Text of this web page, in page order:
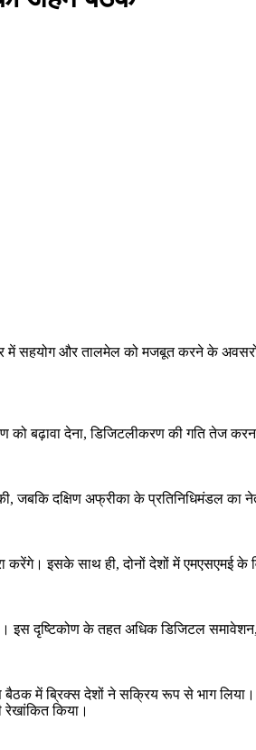
सहयोग और तालमेल को मजबूत करने के अवसरों
को बढ़ावा देना, डिजिटलीकरण की गति तेज
दक्षिण अफ्रीका के प्रतिनिधिमंडल का
करेंगे। इसके साथ ही, दोनों देशों में एमएसएमई
दृष्टिकोण के तहत अधिक डिजिटल
में ब्रिक्स देशों ने सक्रिय रूप से भाग लिया।
किया।